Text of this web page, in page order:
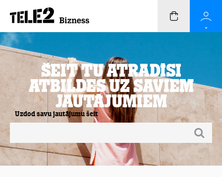
Šeit Tu atradīsi
atbildes uz saviem
jautājumiem
Uzdod savu jautājumu šeit